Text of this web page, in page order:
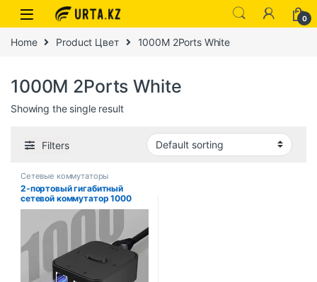
0
Home Product Цвет 1000M 2Ports White
1000M 2Ports White
Showing the single result
Filters
Сетевые коммутаторы
2-портовый гигабитный
сетевой коммутатор 1000
Мбит/с, коммутатор RJ45,
сетевой разветвитель,
удлинитель кабеля, селектор,
бесплатный 2-сторонний
разъем адаптера